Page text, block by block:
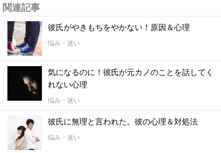
関連記事
彼氏がやきもちをやかない！原因＆心理
悩み・迷い
気になるのに！彼氏が元カノのことを話してく
れない心理
悩み・迷い
彼氏に無理と言われた。彼の心理＆対処法
悩み・迷い